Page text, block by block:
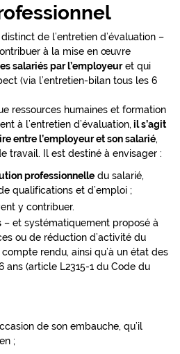
de l’entretien d’évaluation –
à la mise en œuvre
salariés par l’employeuret qui
(via l’entretien-bilan tous les 6
ressources humaines et formation
à l’entretien d’évaluation, il s’agit
entre l’employeur et son salarié,
travail. Il est destiné à envisager :
professionnelle du salarié,
qualifications et d’emploi ;
y contribuer.
– et systématiquement proposé à
ou de réduction d’activité du
rendu, ainsi qu’à un état des
ans (article L2315-1 du Code du
de son embauche, qu’il
;